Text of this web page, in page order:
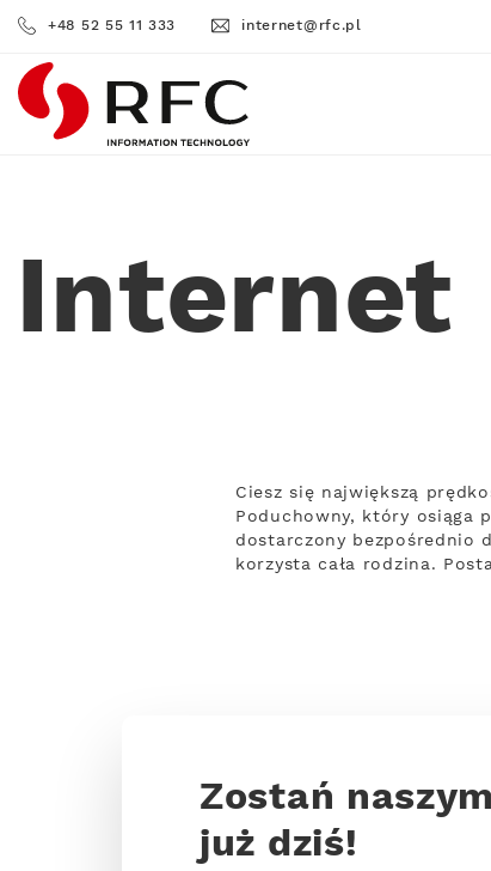
+48 52 55 11 333 internet@rfc.pl
RFC
Internet
Ciesz się największą
Poduchowny, który osiąga
dostarczony bezpośrednio
korzysta cała rodzina.
Zostań
już dziś!